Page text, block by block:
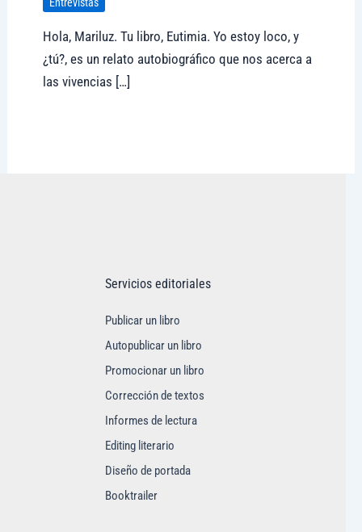
Hola, Mariluz. Tu libro, Eutimia. Yo estoy loco, y
¿tú?, es un relato autobiográfico que nos acerca a
las vivencias […]
Servicios editoriales
Publicar un libro
Autopublicar un libro
Promocionar un libro
Corrección de textos
Informes de lectura
Editing literario
Diseño de portada
Booktrailer